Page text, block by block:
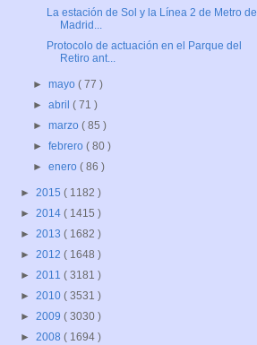
La estación de Sol y la Línea 2 de Metro de
Madrid...
Protocolo de actuación en el Parque del
Retiro ant...
►mayo( 77 )
►abril( 71 )
►marzo( 85 )
►febrero( 80 )
►enero( 86 )
► 2015 ( 1182 )
► 2014 ( 1415 )
► 2013 ( 1682 )
► 2012 ( 1648 )
► 2011 ( 3181 )
► 2010 ( 3531 )
► 2009 ( 3030 )
► 2008 ( 1694 )